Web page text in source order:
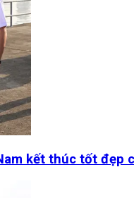
kết thúc tốt đẹp